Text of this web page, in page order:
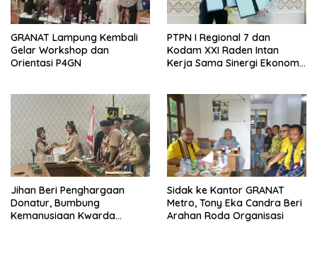
GRANAT Lampung Kembali
Gelar Workshop dan
Orientasi P4GN
PTPN I Regional 7 dan
Kodam XXI Raden Intan
Kerja Sama Sinergi Ekonomi
Jihan Beri Penghargaan
Donatur, Bumbung
Kemanusiaan Kwarda
‎Sidak ke Kantor GRANAT
Metro, Tony Eka Candra Beri
Arahan Roda Organisasi